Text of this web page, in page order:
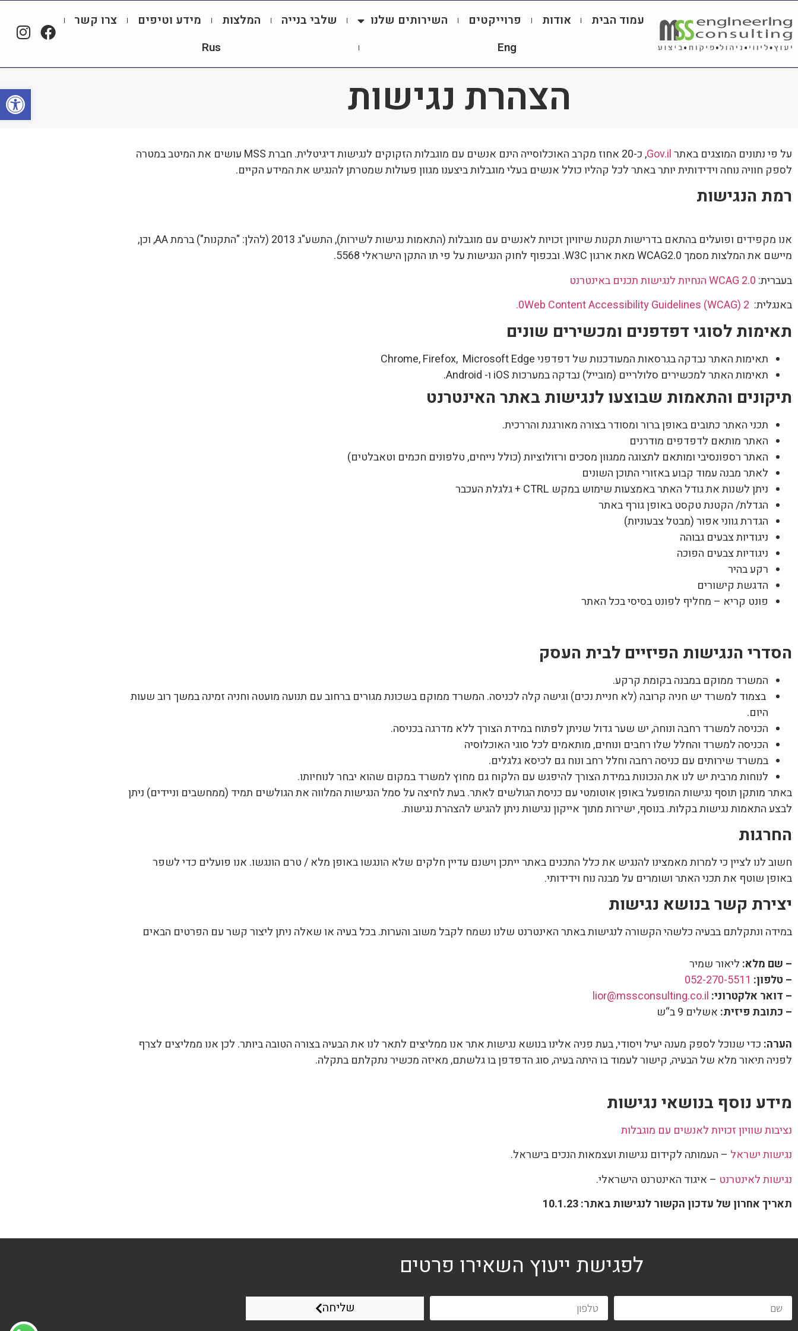
פתח
עמוד הבית אודות פרוייקטים השירותים שלנו שלבי בנייה המלצות מידע וטיפים
צרו קשר
Eng
Rus
הצהרת נגישות
על פי נתונים המוצגים באתרGov.il, כ-20 אחוז מקרב האוכלוסייה הינם אנשים עם מוגבלות הזקוקים לנגישות דיגיטלית. חברת MSS
עושים את המיטב במטרה
לספק חוויה נוחה וידידותית יותר באתר לכל קהליו כולל אנשים בעלי מוגבלות ביצענו מגוון פעולות שמטרתן להנגיש את המידע הקיים.
רמת הנגישות
אנו מקפידים ופועלים בהתאם בדרישות תקנות שיוויון זכויות לאנשים עם מוגבלות (התאמות נגישות לשירות), התשע"ג 2013 (להלן: "התקנות") ברמת AA, וכן,
מיישם את המלצות מסמך WCAG2.0 מאת ארגון W3C. ו
בכפוף לחוק הנגישות על פי תו התקן הישראלי 5568.
בעברית: WCAG 2.0 הנחיות לנגישות תכנים באינטרנט
באנגלית: 0Web Content Accessibility Guidelines (WCAG) 2.
תאימות לסוגי דפדפנים ומכשירים שונים
תאימות האתר נבדקה בגרסאות המעודכנות של דפדפני Chrome, Firefox, Microsoft Edge
תאימות האתר למכשירים סלולריים (מובייל) נבדקה במערכות iOS ו- Android.
תיקונים והתאמות שבוצעו לנגישות באתר האינטרנט
תכני האתר כתובים באופן ברור ומסודר בצורה מאורגנת והררכית.
האתר מותאם לדפדפים מודרנים
האתר רספונסיבי ומותאם לתצוגה ממגוון מסכים ורזולוציות (כולל נייחים, טלפונים חכמים וטאבלטים)
לאתר מבנה עמוד קבוע באזורי התוכן השונים
ניתן לשנות את גודל האתר באמצעות שימוש במקש CTRL + גלגלת העכבר
הגדלת/ הקטנת טקסט באופן גורף באתר
הגדרת גווני אפור (מבטל צבעוניות)
ניגודיות צבעים גבוהה
ניגודיות צבעים הפוכה
רקע בהיר
הדגשת קישורים
פונט קריא – מחליף לפונט בסיסי בכל האתר
הסדרי הנגישות הפיזיים לבית העסק
המשרד ממוקם במבנה בקומת קרקע.
בצמוד למשרד יש חניה קרובה (לא חניית נכים) וגישה קלה לכניסה. המשרד ממוקם בשכונת מגורים ברחוב עם תנועה מועטה וחניה זמינה במשך רוב שעות
היום.
הכניסה למשרד רחבה ונוחה, יש שער גדול שניתן לפתוח במידת הצורך ללא מדרגה בכניסה.
הכניסה למשרד והחלל שלו רחבים ונוחים, מותאמים לכל סוגי האוכלוסיה
במשרד שירותים עם כניסה רחבה וחלל רחב ונוח גם לכיסא גלגלים.
לנוחות מרבית יש לנו את הנכונות במידת הצורך להיפגש עם הלקוח גם מחוץ למשרד במקום שהוא יבחר לנוחיותו.
באתר מותקן תוסף נגישות המופעל באופן אוטומטי עם כניסת הגולשים לאתר. בעת לחיצה על סמל הנגישות המלווה את הגולשים תמיד (ממחשבים וניידים) ניתן
לבצע התאמות נגישות בקלות. בנוסף, ישירות מתוך אייקון נגישות ניתן להגיש להצהרת נגישות.
החרגות
חשוב לנו לציין כי למרות מאמצינו להנגיש את כלל התכנים באתר ייתכן וישנם עדיין חלקים שלא הונגשו באופן מלא / טרם הונגשו. אנו פועלים כדי לשפר
באופן שוטף את תכני האתר ושומרים על מבנה נוח וידידותי.
יצירת קשר בנושא נגישות
במידה ונתקלתם בבעיה כלשהי הקשורה לנגישות באתר האינטרנט שלנו נשמח לקבל משוב והערות. בכל בעיה או שאלה ניתן ליצור קשר עם הפרטים הבאים
– שם מלא: ליאור שמיר
– טלפון: 052-270-5511
– דואר אלקטרוני: lior@mssconsulting.co.il
– כתובת פיזית: אשלים 9 ב“ש
הערה: כדי שנוכל לספק מענה יעיל ויסודי, בעת פניה אלינו בנושא נגישות אתר אנו ממליצים לתאר לנו את הבעיה בצורה הטובה ביותר. לכן אנו ממליצים לצרף
לפניה תיאור מלא של הבעיה, קישור לעמוד בו היתה בעיה, סוג הדפדפן בו גלשתם, מאיזה מכשיר נתקלתם בתקלה.
מידע נוסף בנושאי נגישות
נציבות שוויון זכויות לאנשים עם מוגבלות
נגישות ישראל – העמותה לקידום נגישות ועצמאות הנכים בישראל.
נגישות לאינטרנט – איגוד האינטרנט הישראלי.
תאריךאחרון של עדכון הקשור לנגישות באתר: 10.1.23
לפגישת ייעוץ השאירו פרטים
שליחה